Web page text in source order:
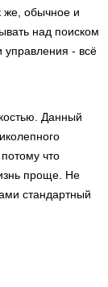
же, обычное и
над поиском
управления - всё
Данный
что
проще. Не
стандартный